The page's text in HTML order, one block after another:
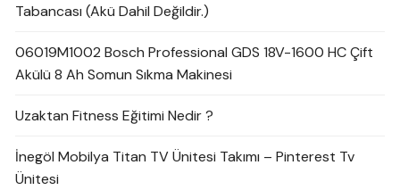
Tabancası (Akü Dahil Değildir.)
06019M1002 Bosch Professional GDS 18V-1600 HC Çift
Akülü 8 Ah Somun Sıkma Makinesi
Uzaktan Fitness Eğitimi Nedir ?
İnegöl Mobilya Titan TV Ünitesi Takımı – Pinterest Tv
Ünitesi